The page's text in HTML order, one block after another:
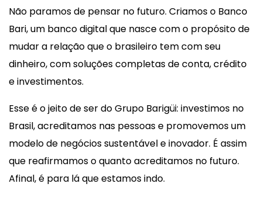
Não paramos de pensar no futuro. Criamos o Banco
Bari, um banco digital que nasce com o propósito de
mudar a relação que o brasileiro tem com seu
dinheiro, com soluções completas de conta, crédito
e investimentos.
Esse é o jeito de ser do Grupo Barigüi: investimos no
Brasil, acreditamos nas pessoas e promovemos um
modelo de negócios sustentável e inovador. É assim
que reafirmamos o quanto acreditamos no futuro.
Afinal, é para lá que estamos indo.